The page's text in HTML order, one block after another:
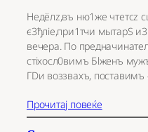
Недёлz,въ ню1же чтeтсz
є3ђліе,при1тчи мытарS
вeчера. По
стіхосл0вимъ Бlжeнъ
ГDи воззвaхъ, постaвимъ
Прочитај повеќе